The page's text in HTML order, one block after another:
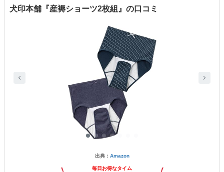
犬印本舗『産褥ショーツ2枚組』の口コミ
出典： Amazon
毎日お得なタイム